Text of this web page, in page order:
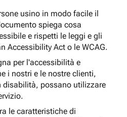
usino in modo facile il
spiega cosa
e rispetti le leggi e gli
Accessibility Act o le WCAG.
per l'accessibilità e
i nostri e le nostre clienti,
disabilità, possano utilizzare
le caratteristiche di